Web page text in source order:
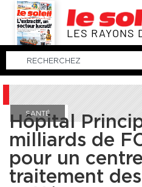
LES RAYONS
SANTÉ
Hôpital
milliards de
pour un
traitement